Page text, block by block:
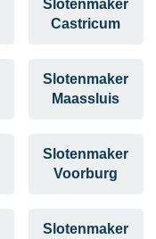
Slotenmaker
Castricum
Slotenmaker
Maassluis
Slotenmaker
Voorburg
Slotenmaker